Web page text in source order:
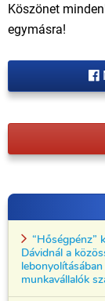
Köszönet
egymásra!
“Hőségpénz”
Dávidnál a
munkavállalók